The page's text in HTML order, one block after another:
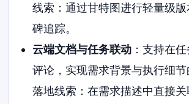
线索：通过甘特图进行轻量级
碑追踪。
云端文档与任务联动：支持在
评论，实现需求背景与执行细节
落地线索：在需求描述中直接